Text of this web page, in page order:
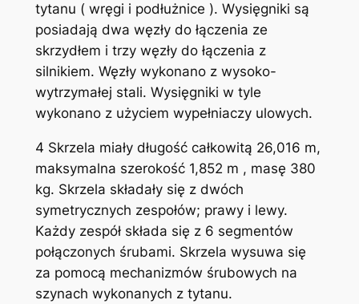
tytanu ( wręgi i podłużnice ). Wysięgniki są
posiadają dwa węzły do łączenia ze
skrzydłem i trzy węzły do łączenia z
silnikiem. Węzły wykonano z wysoko-
wytrzymałej stali. Wysięgniki w tyle
wykonano z użyciem wypełniaczy ulowych.
4 Skrzela miały długość całkowitą 26,016 m,
maksymalna szerokość 1,852 m , masę 380
kg. Skrzela składały się z dwóch
symetrycznych zespołów; prawy i lewy.
Każdy zespół składa się z 6 segmentów
połączonych śrubami. Skrzela wysuwa się
za pomocą mechanizmów śrubowych na
szynach wykonanych z tytanu.